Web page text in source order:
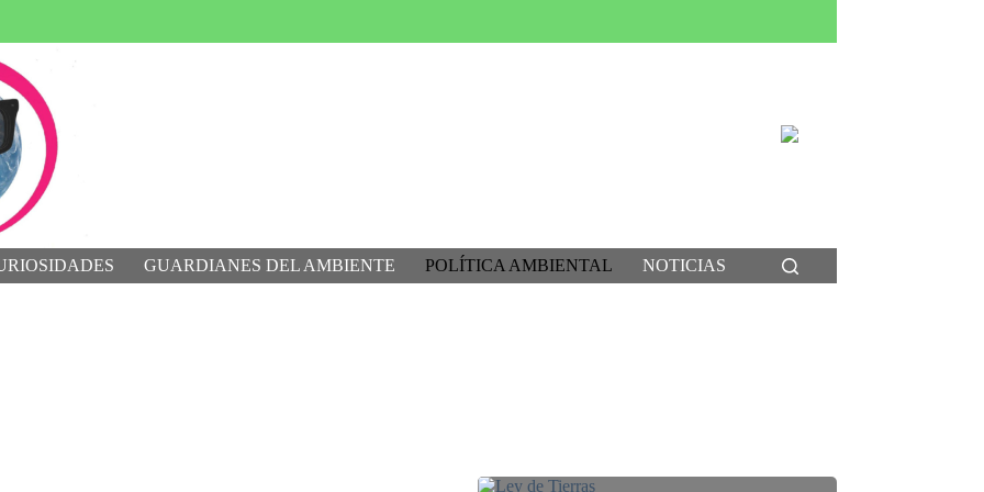
GUARDIANES DEL AMBIENTE POLÍTICA AMBIENTAL NOTICIAS